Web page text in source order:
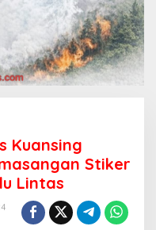
Kuansing
Stiker
Lintas